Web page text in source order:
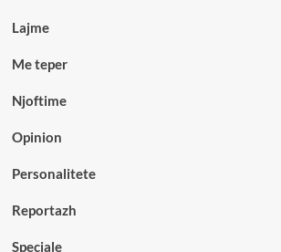
Lajme
Me teper
Njoftime
Opinion
Personalitete
Reportazh
Speciale